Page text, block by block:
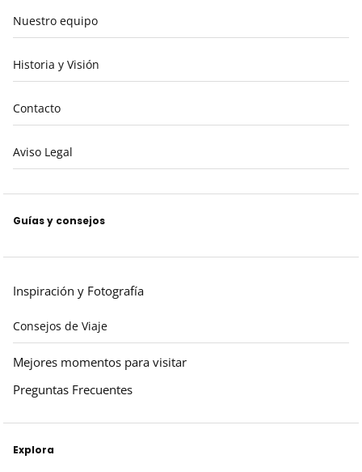
Nuestro equipo
Historia y Visión
Contacto
Aviso Legal
Guías y consejos
Inspiración y Fotografía
Consejos de Viaje
Mejores momentos para visitar
Preguntas Frecuentes
Explora